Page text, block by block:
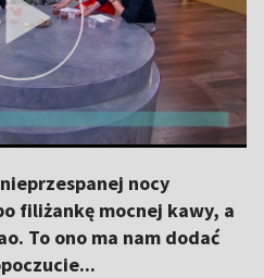
nocy
filiżankę mocnej kawy, a
To ono ma nam dodać